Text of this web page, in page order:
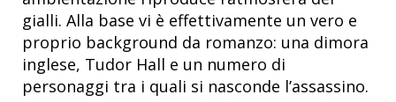
gialli. Alla base vi è effettivamente un vero e
proprio background da romanzo: una dimora
inglese, Tudor Hall e un numero di
personaggi tra i quali si nasconde l’assassino.